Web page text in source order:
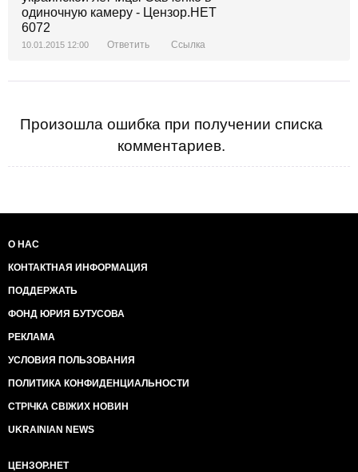
10.01.2015 12:00 Ответить Ссылка
Произошла ошибка при получении списка
комментариев.
О НАС
КОНТАКТНАЯ ИНФОРМАЦИЯ
ПОДДЕРЖАТЬ
ФОНД ЮРИЯ БУТУСОВА
РЕКЛАМА
УСЛОВИЯ ПОЛЬЗОВАНИЯ
ПОЛИТИКА КОНФИДЕНЦИАЛЬНОСТИ
СТРІЧКА СВІЖИХ НОВИН
UKRAINIAN NEWS
ЦЕНЗОР.НЕТ